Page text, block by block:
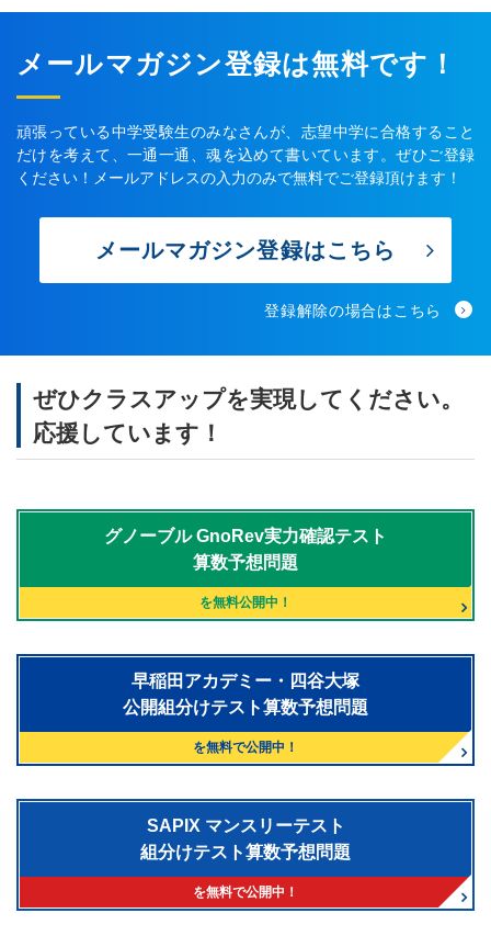
メールマガジン登録は無料です！
頑張っている中学受験生のみなさんが、志望中学に合格すること
だけを考えて、一通一通、魂を込めて書いています。ぜひご登録
ください！メールアドレスの入力のみで無料でご登録頂けます！
メールマガジン登録はこちら
登録解除の場合はこちら
ぜひクラスアップを実現してください。
応援しています！
グノーブルGnoRev実力確認テスト
算数予想問題
を無料公開中！
早稲田アカデミー・四谷大塚
公開組分けテスト算数予想問題
を無料で公開中！
SAPIX マンスリーテスト
組分けテスト算数予想問題
を無料で公開中！